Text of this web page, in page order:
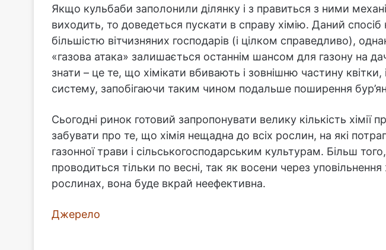
Якщо кульбаби заполонили ділянку і з правиться з ними
виходить, то доведеться пускати в справу хімію. Даний
більшістю вітчизняних господарів (і цілком справедливо),
«газова атака» залишається останнім шансом для газону на
знати – це те, що хімікати вбивають і зовнішню частину квітки,
систему, запобігаючи таким чином подальше поширення
Сьогодні ринок готовий запропонувати велику кількість хімії
забувати про те, що хімія нещадна до всіх рослин, на які
газонної трави і сільськогосподарським культурам. Більш
проводиться тільки по весні, так як восени через
рослинах, вона буде вкрай неефективна.
Джерело